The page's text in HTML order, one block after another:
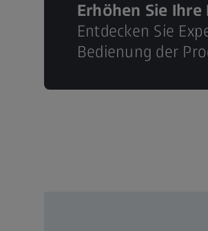
Erhöhen Sie
Entdecken Sie
Bedienung der